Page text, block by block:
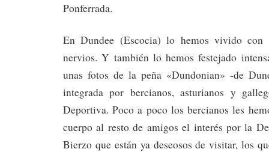
Ponferrada.
En Dundee (Escocia) lo hemos vivido con
nervios. Y también lo hemos festejado
unas fotos de la peña «Dundonian» -de
integrada por bercianos, asturianos y
Deportiva. Poco a poco los bercianos les
cuerpo al resto de amigos el interés por la
Bierzo que están ya deseosos de visitar, los